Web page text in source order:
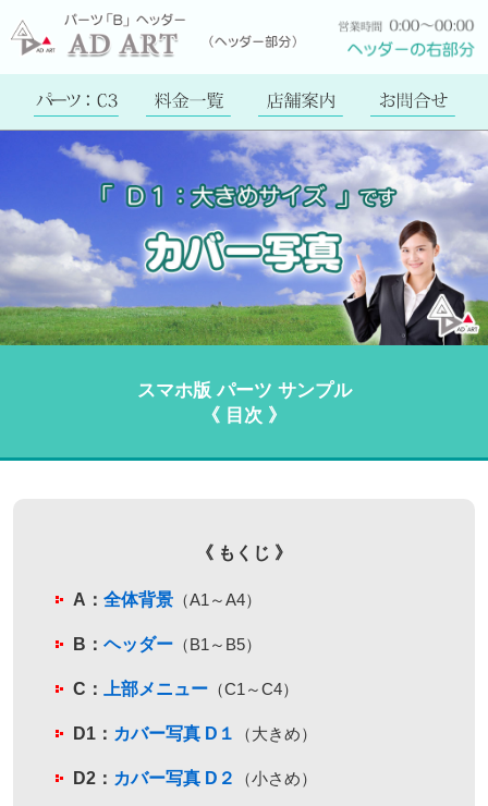
スマホ版 パーツ サンプル
《 目次 》
《 もくじ 》
A： 全体背景（A1～A4）
B： ヘッダー（B1～B5）
C： 上部メニュー（C1～C4）
D1： カバー写真 D１ （大きめ）
D2： カバー写真 D２ （小さめ）